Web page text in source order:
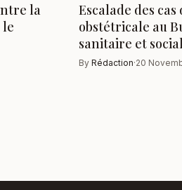
la
Escalade des
obstétricale au
sanitaire et social
By Rédaction·20